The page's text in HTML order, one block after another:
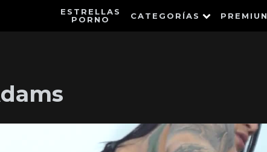
ESTRELLAS
PORNO
CATEGORÍAS PREMIUN